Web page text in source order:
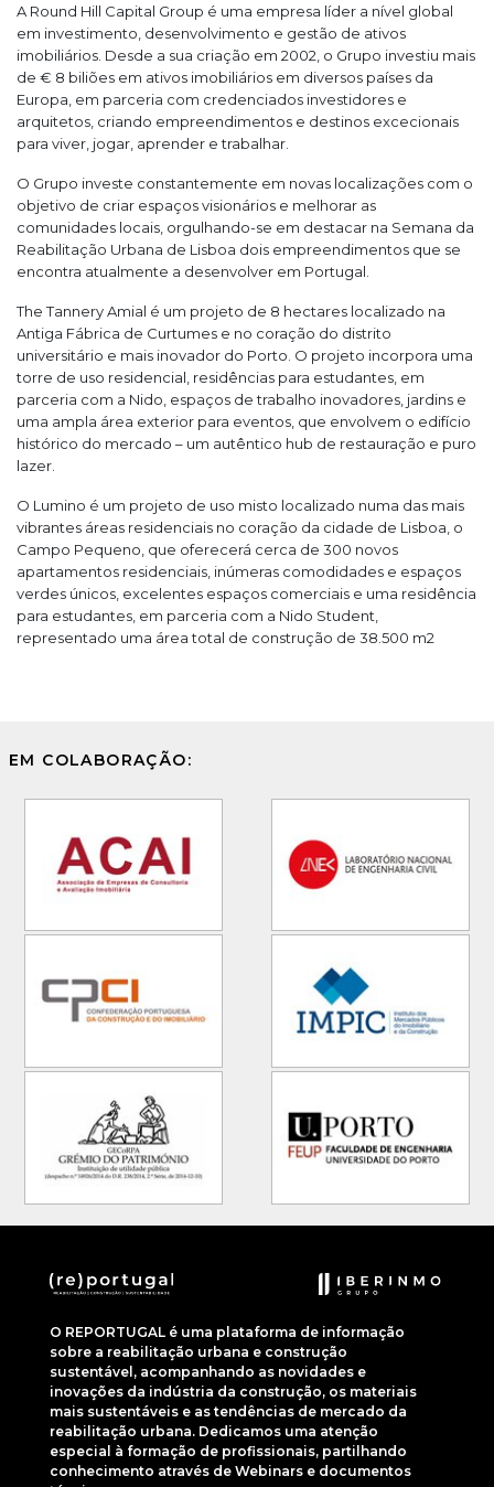
A Round Hill Capital Group é uma empresa líder a nível global
em investimento, desenvolvimento e gestão de ativos
imobiliários. Desde a sua criação em 2002, o Grupo investiu mais
de € 8 biliões em ativos imobiliários em diversos países da
Europa, em parceria com credenciados investidores e
arquitetos, criando empreendimentos e destinos excecionais
para viver, jogar, aprender e trabalhar.
O Grupo investe constantemente em novas localizações com o
objetivo de criar espaços visionários e melhorar as
comunidades locais, orgulhando-se em destacar na Semana da
Reabilitação Urbana de Lisboa dois empreendimentos que se
encontra atualmente a desenvolver em Portugal.
The Tannery Amial é um projeto de 8 hectares localizado na
Antiga Fábrica de Curtumes e no coração do distrito
universitário e mais inovador do Porto. O projeto incorpora uma
torre de uso residencial, residências para estudantes, em
parceria com a Nido, espaços de trabalho inovadores, jardins e
uma ampla área exterior para eventos, que envolvem o edifício
histórico do mercado – um autêntico hub de restauração e puro
lazer.
O Lumino é um projeto de uso misto localizado numa das mais
vibrantes áreas residenciais no coração da cidade de Lisboa, o
Campo Pequeno, que oferecerá cerca de 300 novos
apartamentos residenciais, inúmeras comodidades e espaços
verdes únicos, excelentes espaços comerciais e uma residência
para estudantes, em parceria com a Nido Student,
representado uma área total de construção de 38.500 m2
EM COLABORAÇÃO:
O REPORTUGAL é uma plataforma de informação
sobre a reabilitação urbana e construção
sustentável, acompanhando as novidades e
inovações da indústria da construção, os materiais
mais sustentáveis e as tendências de mercado da
reabilitação urbana. Dedicamos uma atenção
especial à formação de profissionais, partilhando
conhecimento através de Webinars e documentos